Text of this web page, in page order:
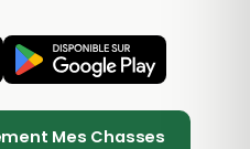
Mes Chasses